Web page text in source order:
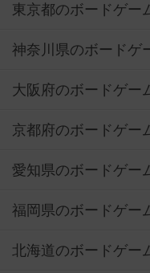
東京都のボードゲー
神奈川県のボードゲ
大阪府のボードゲー
京都府のボードゲー
愛知県のボードゲー
福岡県のボードゲー
北海道のボードゲー